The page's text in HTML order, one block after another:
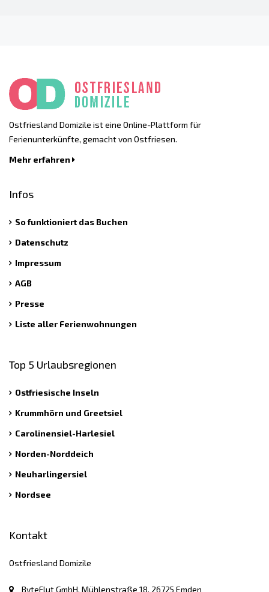
Ostfriesland Domizile ist eine Online-Plattform für
Ferienunterkünfte, gemacht von Ostfriesen.
Mehr erfahren
Infos
So funktioniert das Buchen
Datenschutz
Impressum
AGB
Presse
Liste aller Ferienwohnungen
Top 5 Urlaubsregionen
Ostfriesische Inseln
Krummhörn und Greetsiel
Carolinensiel-Harlesiel
Norden-Norddeich
Neuharlingersiel
Nordsee
Kontakt
Ostfriesland Domizile
ByteFlut GmbH, Mühlenstraße 18, 26725 Emden